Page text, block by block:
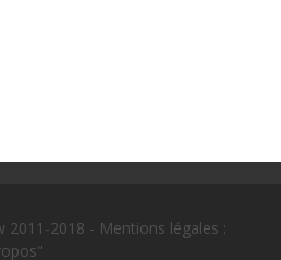
2011-2018 - Mentions légales :